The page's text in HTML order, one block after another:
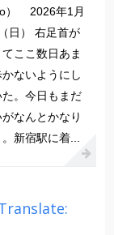
） 2026年1月
日） 右足首が
ここ数日あま
かないようにし
た。今日もまだ
なんとかなり
。新宿駅に着...